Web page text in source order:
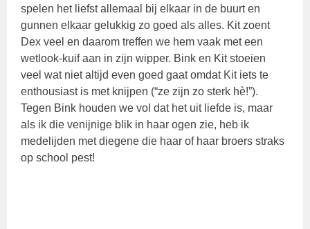
spelen het liefst allemaal bij elkaar in de buurt en
gunnen elkaar gelukkig zo goed als alles. Kit zoent
Dex veel en daarom treffen we hem vaak met een
wetlook-kuif aan in zijn wipper. Bink en Kit stoeien
veel wat niet altijd even goed gaat omdat Kit iets te
enthousiast is met knijpen (“ze zijn zo sterk hè!”).
Tegen Bink houden we vol dat het uit liefde is, maar
als ik die venijnige blik in haar ogen zie, heb ik
medelijden met diegene die haar of haar broers straks
op school pest!